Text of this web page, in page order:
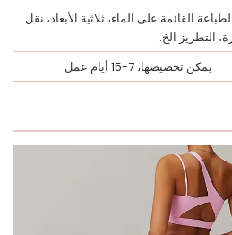
القائمة على الماء، ثلاثية الأبعاد، نقل
التطريز الخ.
يمكن تخصيصها، 7-15 أيام عمل